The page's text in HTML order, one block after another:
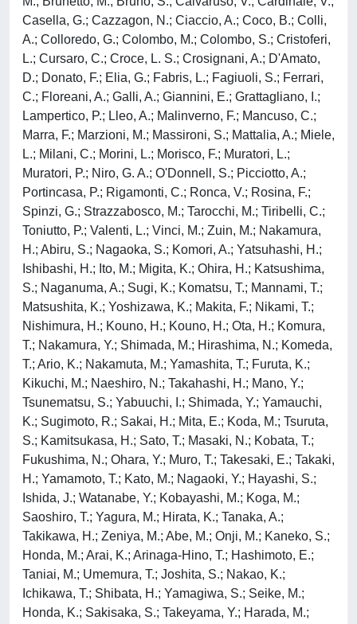
Casella, G.; Cazzagon, N.; Ciaccio, A.; Coco, B.; Colli,
A.; Colloredo, G.; Colombo, M.; Colombo, S.; Cristoferi,
L.; Cursaro, C.; Croce, L. S.; Crosignani, A.; D'Amato,
D.; Donato, F.; Elia, G.; Fabris, L.; Fagiuoli, S.; Ferrari,
C.; Floreani, A.; Galli, A.; Giannini, E.; Grattagliano, I.;
Lampertico, P.; Lleo, A.; Malinverno, F.; Mancuso, C.;
Marra, F.; Marzioni, M.; Massironi, S.; Mattalia, A.; Miele,
L.; Milani, C.; Morini, L.; Morisco, F.; Muratori, L.;
Muratori, P.; Niro, G. A.; O'Donnell, S.; Picciotto, A.;
Portincasa, P.; Rigamonti, C.; Ronca, V.; Rosina, F.;
Spinzi, G.; Strazzabosco, M.; Tarocchi, M.; Tiribelli, C.;
Toniutto, P.; Valenti, L.; Vinci, M.; Zuin, M.; Nakamura,
H.; Abiru, S.; Nagaoka, S.; Komori, A.; Yatsuhashi, H.;
Ishibashi, H.; Ito, M.; Migita, K.; Ohira, H.; Katsushima,
S.; Naganuma, A.; Sugi, K.; Komatsu, T.; Mannami, T.;
Matsushita, K.; Yoshizawa, K.; Makita, F.; Nikami, T.;
Nishimura, H.; Kouno, H.; Kouno, H.; Ota, H.; Komura,
T.; Nakamura, Y.; Shimada, M.; Hirashima, N.; Komeda,
T.; Ario, K.; Nakamuta, M.; Yamashita, T.; Furuta, K.;
Kikuchi, M.; Naeshiro, N.; Takahashi, H.; Mano, Y.;
Tsunematsu, S.; Yabuuchi, I.; Shimada, Y.; Yamauchi,
K.; Sugimoto, R.; Sakai, H.; Mita, E.; Koda, M.; Tsuruta,
S.; Kamitsukasa, H.; Sato, T.; Masaki, N.; Kobata, T.;
Fukushima, N.; Ohara, Y.; Muro, T.; Takesaki, E.; Takaki,
H.; Yamamoto, T.; Kato, M.; Nagaoki, Y.; Hayashi, S.;
Ishida, J.; Watanabe, Y.; Kobayashi, M.; Koga, M.;
Saoshiro, T.; Yagura, M.; Hirata, K.; Tanaka, A.;
Takikawa, H.; Zeniya, M.; Abe, M.; Onji, M.; Kaneko, S.;
Honda, M.; Arai, K.; Arinaga-Hino, T.; Hashimoto, E.;
Taniai, M.; Umemura, T.; Joshita, S.; Nakao, K.;
Ichikawa, T.; Shibata, H.; Yamagiwa, S.; Seike, M.;
Honda, K.; Sakisaka, S.; Takeyama, Y.; Harada, M.;